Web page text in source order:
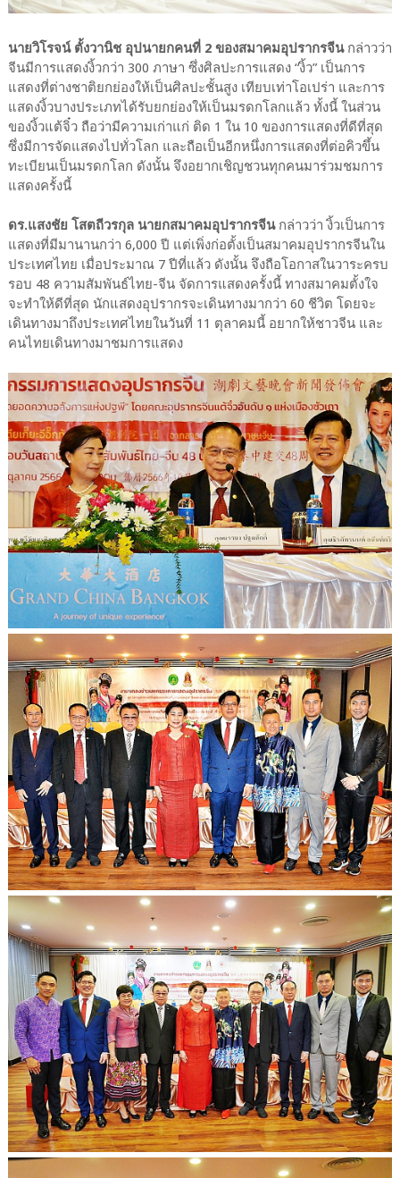
นายวิโรจน์ ตั้งวานิช อุปนายกคนที่ 2 ของสมาคมอุปรากรจีนกล่าวว่า
จีนมีการแสดงงิ้วกว่า 300 ภาษา ซึ่งศิลปะการแสดง “งิ้ว” เป็นการ
แสดงที่ต่างชาติยกย่องให้เป็นศิลปะชั้นสูง เทียบเท่าโอเปร่า และการ
แสดงงิ้วบางประเภทได้รับยกย่องให้เป็นมรดกโลกแล้ว ทั้งนี้ ในส่วน
ของงิ้วแต้จิ๋ว ถือว่ามีความเก่าแก่ ติด 1 ใน 10 ของการแสดงที่ดีที่สุด
ซึ่งมีการจัดแสดงไปทั่วโลก และถือเป็นอีกหนึ่งการแสดงที่ต่อคิวขึ้น
ทะเบียนเป็นมรดกโลก ดังนั้น จึงอยากเชิญชวนทุกคนมาร่วมชมการ
แสดงครั้งนี้
ดร.แสงชัย โสตถีวรกุล นายกสมาคมอุปรากรจีนกล่าวว่า งิ้วเป็นการ
แสดงที่มีมานานกว่า 6,000 ปี แต่เพิ่งก่อตั้งเป็นสมาคมอุปรากรจีนใน
ประเทศไทย เมื่อประมาณ 7 ปีที่แล้ว ดังนั้น จึงถือโอกาสในวาระครบ
รอบ 48 ความสัมพันธ์ไทย-จีน จัดการแสดงครั้งนี้ ทางสมาคมตั้งใจ
จะทำให้ดีที่สุด นักแสดงอุปรากรจะเดินทางมากว่า 60 ชีวิต โดยจะ
เดินทางมาถึงประเทศไทยในวันที่ 11 ตุลาคมนี้ อยากให้ชาวจีน และ
คนไทยเดินทางมาชมการแสดง